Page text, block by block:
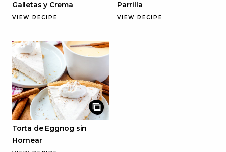
Galletas y Crema
VIEW RECIPE
Parrilla
VIEW RECIPE
Torta de Eggnog sin
Hornear